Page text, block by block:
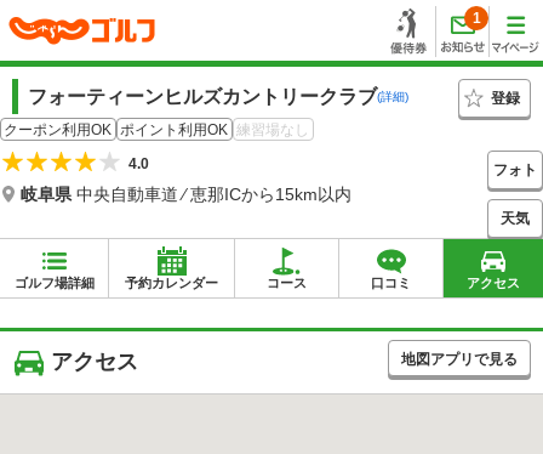
1
フォーティーンヒルズカントリークラブ(詳細)
登録
クーポン利用OK ポイント利用OK 練習場なし
4.0
岐阜県 中央自動車道 ⁄ 恵那ICから15km以内
フォト
天気
ゴルフ場詳細 予約カレンダー コース 口コミ アクセス
アクセス 地図アプリで見る